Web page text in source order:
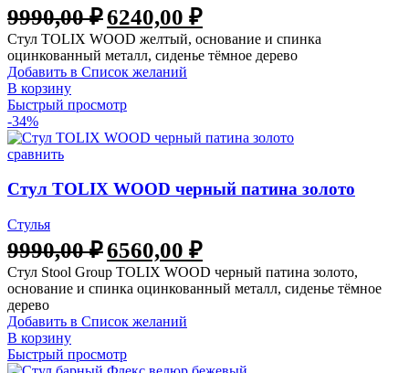
9990,00₽6240,00 ₽
Стул TOLIX WOOD желтый, основание и спинка
оцинкованный металл, сиденье тёмное дерево
Добавить в Список желаний
В корзину
Быстрый просмотр
-34%
сравнить
Стул TOLIX WOOD черный патина золото
Стулья
9990,00₽6560,00 ₽
Стул Stool Group TOLIX WOOD черный патина золото,
основание и спинка оцинкованный металл, сиденье тёмное
дерево
Добавить в Список желаний
В корзину
Быстрый просмотр